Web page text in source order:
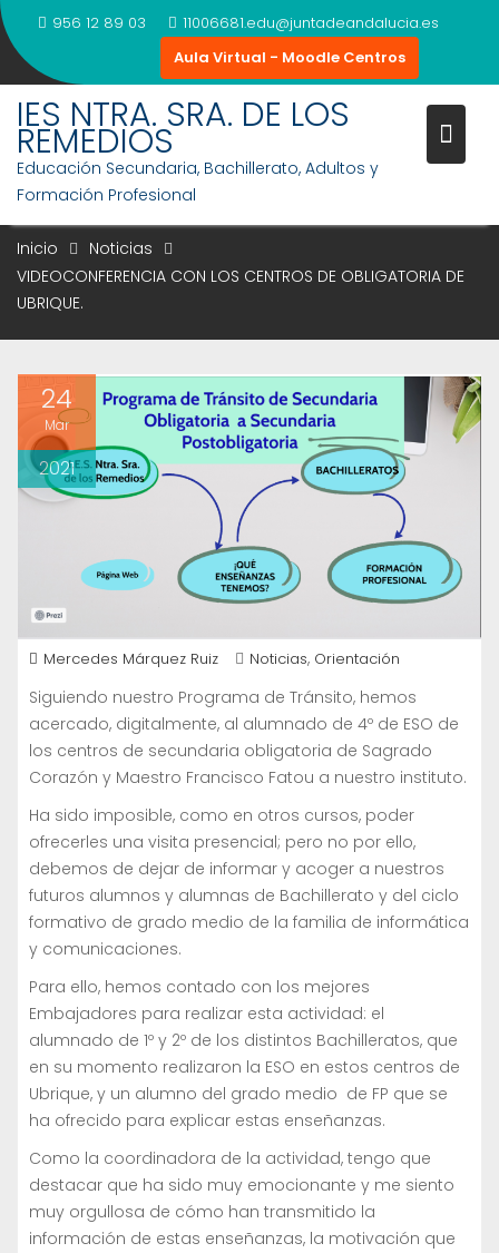
Saltar
al
contenido
956 12 89 03
11006681.edu@juntadeandalucia.es
Aula Virtual - Moodle Centros
IES NTRA. SRA. DE LOS
REMEDIOS
Educación Secundaria, Bachillerato, Adultos y
Formación Profesional
VIDEOCONFERENCIA CON LOS
CENTROS DE OBLIGATORIA DE
UBRIQUE.
Inicio
Noticias
VIDEOCONFERENCIA CON LOS CENTROS DE OBLIGATORIA DE
UBRIQUE.
24
Mar
2021
Mercedes Márquez Ruiz Noticias, Orientación
Siguiendo nuestro Programa de Tránsito, hemos
acercado, digitalmente, al alumnado de 4º de ESO de
los centros de secundaria obligatoria de Sagrado
Corazón y Maestro Francisco Fatou a nuestro instituto.
Ha sido imposible, como en otros cursos, poder
ofrecerles una visita presencial; pero no por ello,
debemos de dejar de informar y acoger a nuestros
futuros alumnos y alumnas de Bachillerato y del ciclo
formativo de grado medio de la familia de informática
y comunicaciones.
Para ello, hemos contado con los mejores
Embajadores para realizar esta actividad: el
alumnado de 1º y 2º de los distintos Bachilleratos, que
en su momento realizaron la ESO en estos centros de
Ubrique, y un alumno del grado medio de FP que se
ha ofrecido para explicar estas enseñanzas.
Como la coordinadora de la actividad, tengo que
destacar que ha sido muy emocionante y me siento
muy orgullosa de cómo han transmitido la
información de estas enseñanzas, la motivación que